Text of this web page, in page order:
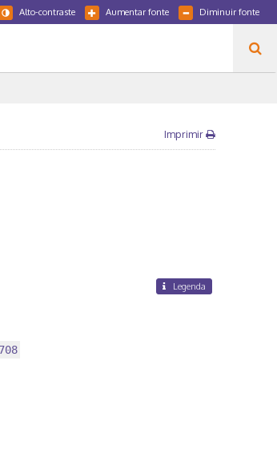
Diminuir fonte
Aumentar fonte
Alto-contraste
Imprimir
Legenda